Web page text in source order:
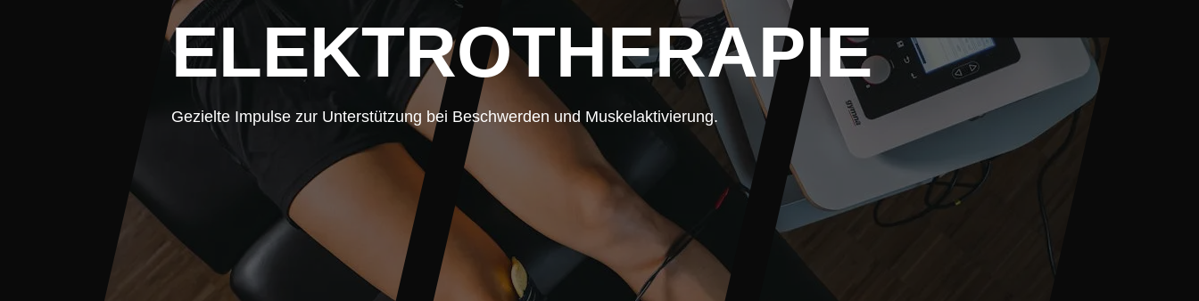
ELEKTROTHERAPIE
Gezielte Impulse zur Unterstützung bei Beschwerden und Muskelaktivierung.